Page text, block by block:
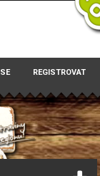
REGISTROVAT